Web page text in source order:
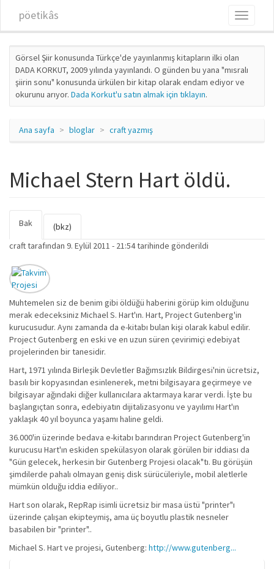
pöetikâs
Toggle
Görsel Şiir konusunda Türkçe'de yayınlanmış kitapların ilki olan
DADA KORKUT, 2009 yılında yayınlandı. O günden bu yana "mısralı
şiirin sonu" konusunda ürkülen bir kitap olarak endam ediyor ve
okurunu arıyor. Dada Korkut'u satın almak için tıklayın.
Ana sayfa bloglar craft yazmış
Michael Stern Hart öldü.
Birincil sekmeler
Bak
sekme)
(bkz)
crafttarafından 9. Eylül 2011 - 21:54 tarihinde gönderildi
Muhtemelen siz de benim gibi öldüğü haberini görüp kim olduğunu
merak edeceksiniz Michael S. Hart'ın. Hart, Project Gutenberg'in
kurucusudur. Aynı zamanda da e-kitabı bulan kişi olarak kabul edilir.
Project Gutenberg en eski ve en uzun süren çevirimiçi edebiyat
projelerinden bir tanesidir.
Hart, 1971 yılında Birleşik Devletler Bağımsızlık Bildirgesi'nin ücretsiz,
basılı bir kopyasından esinlenerek, metni bilgisayara geçirmeye ve
bilgisayar ağındaki diğer kullanıcılara aktarmaya karar verdi. İşte bu
başlangıçtan sonra, edebiyatın dijitalizasyonu ve yayılımı Hart'ın
yaklaşık 40 yıl boyunca yaşamı haline geldi.
36.000'in üzerinde bedava e-kitabı barındıran Project Gutenberg'in
kurucusu Hart'ın eskiden spekülasyon olarak görülen bir iddiası da
"Gün gelecek, herkesin bir Gutenberg Projesi olacak"tı. Bu görüşün
şimdilerde pahalı olmayan geniş disk sürücüleriyle, mobil aletlerle
mümkün olduğu iddia ediliyor..
Hart son olarak, RepRap isimli ücretsiz bir masa üstü "printer"ı
üzerinde çalışan ekipteymiş, ama üç boyutlu plastik nesneler
basabilen bir "printer"..
Michael S. Hart ve projesi, Gutenberg: http://www.gutenberg...